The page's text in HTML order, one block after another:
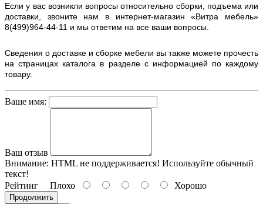
Если у вас возникли вопросы относительно сборки, подъема или
доставки, звоните нам в интернет-магазин «Витра мебель»
8(499)964-44-11 и мы ответим на все ваши вопросы.
Сведения о доставке и сборке мебели вы также можете прочесть
на страницах каталога в разделе с информацией по каждому
товару.
Ваше имя:
Ваш отзыв
Внимание: HTML не поддерживается! Используйте обычный
текст!
Рейтинг Плохо Хорошо
Продолжить